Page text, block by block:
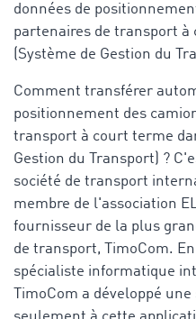
données de
partenaires de transport à
(Système de Gestion du
Comment transférer
positionnement des
transport à court terme
Gestion du Transport) ?
société de transport
membre de l'association
fournisseur de la plus
de transport, TimoCom.
spécialiste informatique
TimoCom a développé